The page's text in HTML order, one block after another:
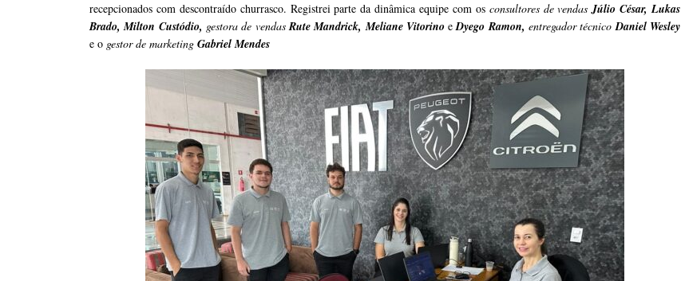
recepcionados com descontraído churrasco. Registrei parte da dinâmica equipe com os consultores de vendasJúlio César, Lukas
Brado, Milton Custódio, gestora de vendasRute Mandrick, Meliane VitorinoeDyego Ramon,entregador técnicoDaniel Wesley
e o gestor de marketingGabriel Mendes